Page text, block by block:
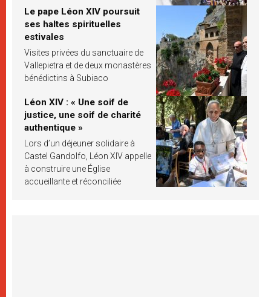
Le pape Léon XIV poursuit
ses haltes spirituelles
estivales
Visites privées du sanctuaire de
Vallepietra et de deux monastères
bénédictins à Subiaco
Léon XIV : « Une soif de
justice, une soif de charité
authentique »
Lors d’un déjeuner solidaire à
Castel Gandolfo, Léon XIV appelle
à construire une Église
accueillante et réconciliée